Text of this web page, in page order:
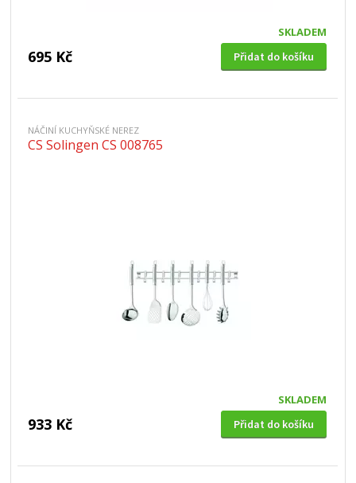
SKLADEM
695 Kč Přidat do košíku
NÁČINÍ KUCHYŇSKÉ NEREZ
CS Solingen CS 008765
SKLADEM
933 Kč Přidat do košíku